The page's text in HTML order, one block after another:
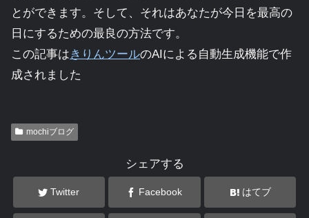
とができます。そして、それはあなたが今日を最高の
日にするための最良の方法です。
この記事はきりんツールのAIによる自動生成機能で作
成されました
mochiブログ
シェアする
Twitter Facebook はてブ